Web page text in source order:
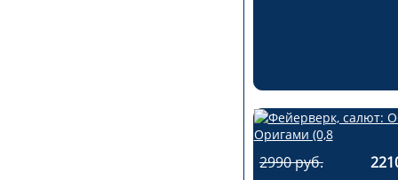
2990 руб.